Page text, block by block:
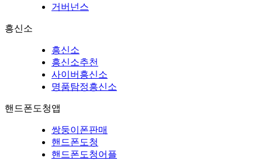
거버넌스
흥신소
흥신소
흥신소추천
사이버흥신소
명품탐정흥신소
핸드폰도청앱
쌍둥이폰판매
핸드폰도청
핸드폰도청어플